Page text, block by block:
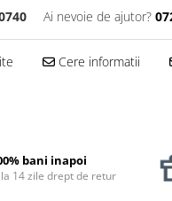
Ai nevoie de ajutor?
Cere informatii
bani inapoi
14 zile drept de retur